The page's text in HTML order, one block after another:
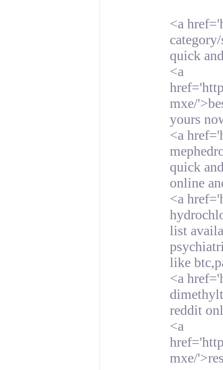
<a
quick
<a
mxe/
yours
<a
quick
online
<a
list
like
<a
reddit
<a
mxe/